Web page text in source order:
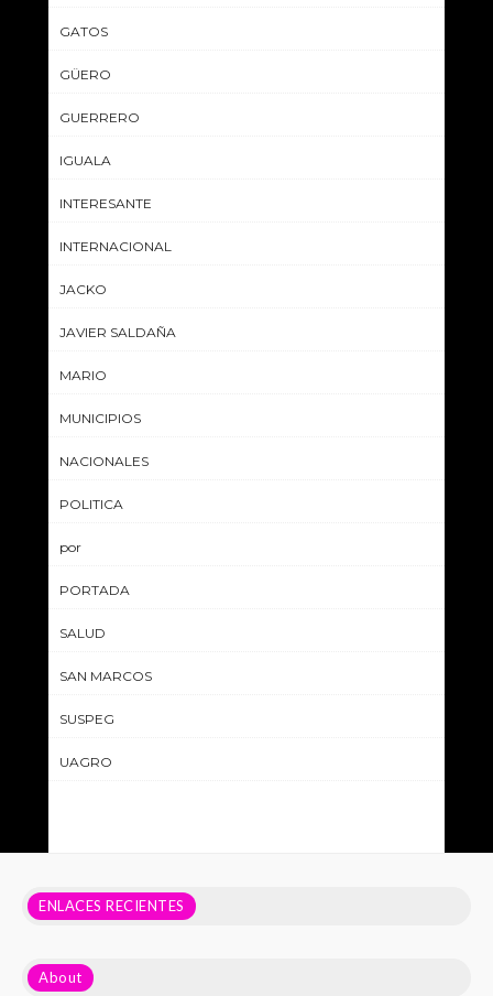
GATOS
GÜERO
GUERRERO
IGUALA
INTERESANTE
INTERNACIONAL
JACKO
JAVIER SALDAÑA
MARIO
MUNICIPIOS
NACIONALES
POLITICA
por
PORTADA
SALUD
SAN MARCOS
SUSPEG
UAGRO
ENLACES RECIENTES
About